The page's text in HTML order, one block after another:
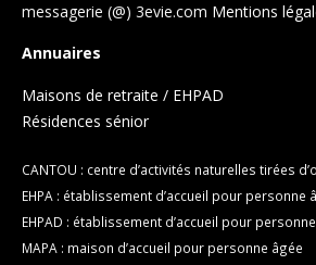
messagerie (@) 3evie.com Mentions
Annuaires
Maisons de retraite / EHPAD
Résidences sénior
CANTOU : centre d’activités naturelles tirées
EHPA : établissement d’accueil pour personne
EHPAD : établissement d’accueil pour
MAPA : maison d’accueil pour personne âgée